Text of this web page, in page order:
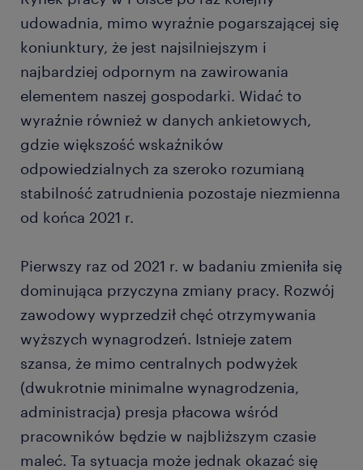
udowadnia, mimo wyraźnie pogarszającej się
koniunktury, że jest najsilniejszym i
najbardziej odpornym na zawirowania
elementem naszej gospodarki. Widać to
wyraźnie również w danych ankietowych,
gdzie większość wskaźników
odpowiedzialnych za szeroko rozumianą
stabilność zatrudnienia pozostaje niezmienna
od końca 2021 r.
Pierwszy raz od 2021 r. w badaniu zmieniła się
dominująca przyczyna zmiany pracy. Rozwój
zawodowy wyprzedził chęć otrzymywania
wyższych wynagrodzeń. Istnieje zatem
szansa, że mimo centralnych podwyżek
(dwukrotnie minimalne wynagrodzenia,
administracja) presja płacowa wśród
pracowników będzie w najbliższym czasie
maleć. Ta sytuacja może jednak okazać się